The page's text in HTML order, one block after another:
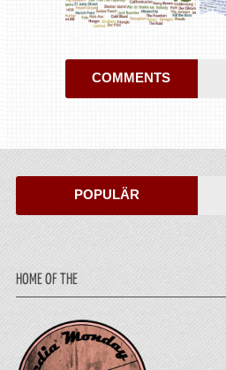
COMMENTS
POPULÄR
HOME OF THE